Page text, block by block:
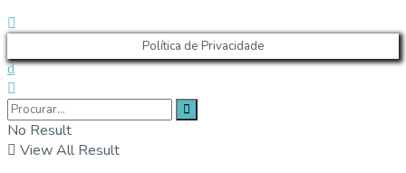
Política de Privacidade
No Result
View All Result